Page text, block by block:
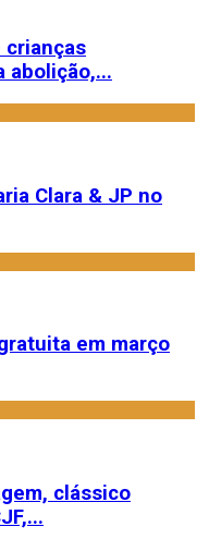
crianças
abolição,...
Clara & JP no
em março
clássico